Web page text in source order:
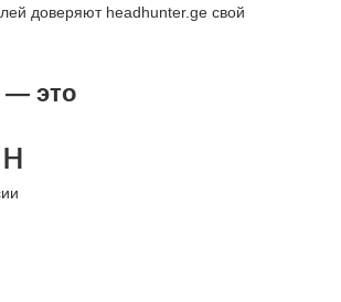
доверяют headhunter.ge свой
— это